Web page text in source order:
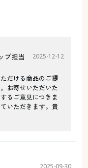
プ担当 2025-12-12
だける商品のご提
お寄せいただいた
るご意見につきま
いただきます。貴